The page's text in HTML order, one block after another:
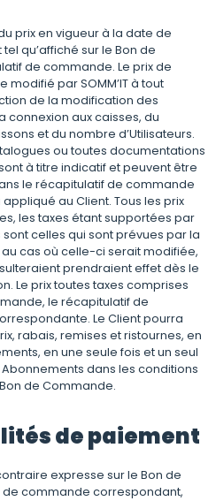
prix en vigueur à la date de
qu’affiché sur le Bon de
de commande. Le prix de
modifié par SOMM’IT à tout
de la modification des
connexion aux caisses, du
et du nombre d’Utilisateurs.
ou toutes documentations
à titre indicatif et peuvent être
le récapitulatif de commande
au Client. Tous les prix
les taxes étant supportées par
celles qui sont prévues par la
cas où celle-ci serait modifiée,
prendraient effet dès le
Le prix toutes taxes comprises
le récapitulatif de
Le Client pourra
rabais, remises et ristournes, en
en une seule fois et un seul
dans les conditions
de Commande.
de paiement
expresse sur le Bon de
commande correspondant,